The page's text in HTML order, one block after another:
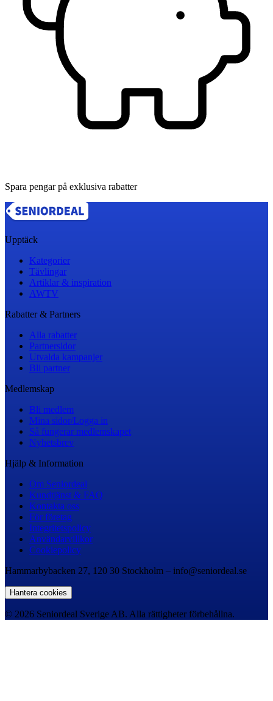
Spara pengar på exklusiva rabatter
Upptäck
Kategorier
Tävlingar
Artiklar & inspiration
AWTV
Rabatter & Partners
Alla rabatter
Partnersidor
Utvalda kampanjer
Bli partner
Medlemskap
Bli medlem
Mina sidor/Logga in
Så fungerar medlemskapet
Nyhetsbrev
Hjälp & Information
Om Seniordeal
Kundtjänst & FAQ
Kontakta oss
För företag
Integritetspolicy
Användarvillkor
Cookiepolicy
Hammarbybacken 27, 120 30 Stockholm – info@seniordeal.se
Hantera cookies
© 2026 Seniordeal Sverige AB. Alla rättigheter förbehållna.